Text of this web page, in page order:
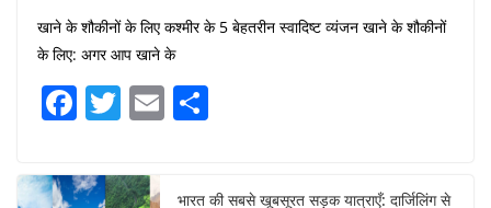
खाने के शौकीनों के लिए कश्मीर के 5 बेहतरीन स्वादिष्ट व्यंजन खाने के शौकीनों
के लिए: अगर आप खाने के
F
c
T
itt
E
भारत की सबसे खूबसूरत सड़क यात्राएँ: दार्जिलिंग से